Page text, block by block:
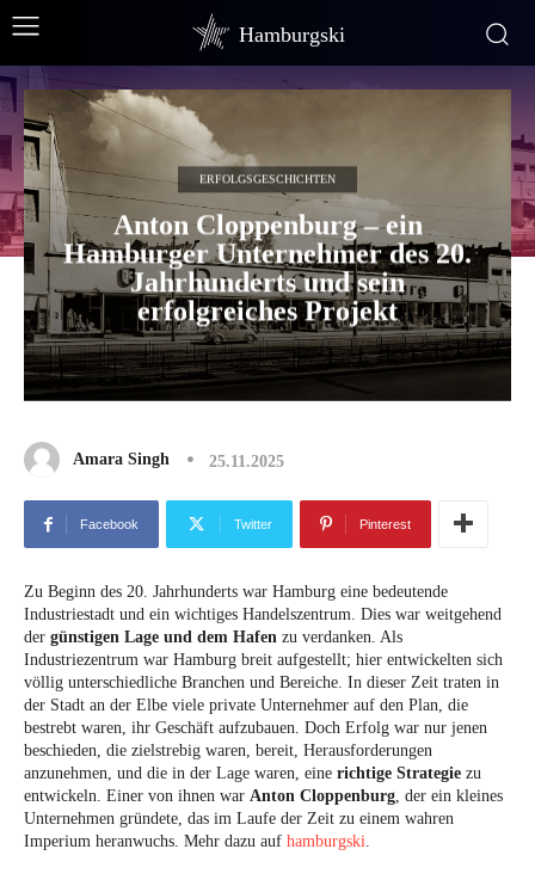
Hamburgski
ERFOLGSGESCHICHTEN
Anton Cloppenburg – ein
Hamburger Unternehmer des 20.
Jahrhunderts und sein
erfolgreiches Projekt
Amara Singh 25.11.2025
Facebook Twitter Pinterest
Zu Beginn des 20. Jahrhunderts war Hamburg eine bedeutende
Industriestadt und ein wichtiges Handelszentrum. Dies war weitgehend
der günstigen Lage und dem Hafen zu verdanken. Als
Industriezentrum war Hamburg breit aufgestellt; hier entwickelten sich
völlig unterschiedliche Branchen und Bereiche. In dieser Zeit traten in
der Stadt an der Elbe viele private Unternehmer auf den Plan, die
bestrebt waren, ihr Geschäft aufzubauen. Doch Erfolg war nur jenen
beschieden, die zielstrebig waren, bereit, Herausforderungen
anzunehmen, und die in der Lage waren, eine richtige Strategie zu
entwickeln. Einer von ihnen war Anton Cloppenburg, der ein kleines
Unternehmen gründete, das im Laufe der Zeit zu einem wahren
Imperium heranwuchs. Mehr dazu auf hamburgski.